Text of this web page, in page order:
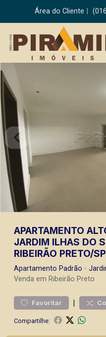
Área do Cliente
APARTAMENTO
JARDIM ILHAS DO
RIBEIRÃO PRETO/
Apartamento Padrão -
Venda em Ribeirão Preto
Favoritar |
Compartilhe: